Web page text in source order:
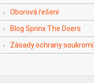
Oborová řešení
Blog Sprinx The Doers
Zásady ochrany soukromí